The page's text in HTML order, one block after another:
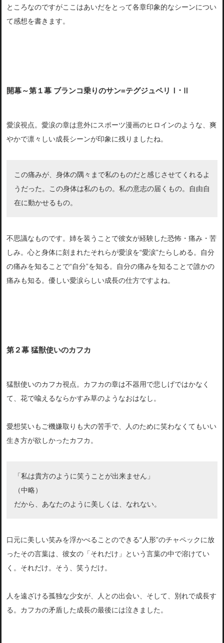
ところなのですがここはあいだをとって各章印象的なシーンについ
て感想を書きます。
開幕～第１幕 ブランコ乗りのサン=テグジュペリⅠ･Ⅱ
愛涙視点。愛涙の章は意外にスポーツ漫画のヒロインのような、爽
やかで凛々しい成長シーンが印象に残りましたね。
この痛みが、身体の隅々まで私のものだと感じさせてくれるよ
うだった。この身体は私のもの。私の意志の届くもの。自由自
在に動かせるもの。
不思議なものです。姉を装うことで彼女が経験した恐怖・痛み・苦
しみ。心と身体に刻まれたそれらが愛涙を“愛涙”たらしめる。自分
の痛みを知ることで“自分”を知る。自分の痛みを知ることで誰かの
痛みも知る。優しい愛涙らしい成長の仕方ですよね。
第２幕 猛獣使いのカフカ
猛獣使いのカフカ視点。カフカの章は不器用で悲しげではかなく
て、花で喩えるならかすみ草のようなおはなし。
愛想笑いもご機嫌取りも大の苦手で、人のために笑わなくてもいい
生き方が欲しかったカフカ。
「私は貴方のように笑うことが出来ません」
（中略）
だから、あなたのように美しくは、なれない。
口元に美しい笑みを浮かべることのできる“人形”のチャペックに放
ったその言葉は、彼女の「それだけ」という言葉の中で溶けてい
く。それだけ。そう、笑うだけ。
人を遠ざける孤独な少女が、人との出会い、そして、別れで成長す
る。カフカの矛盾した成長の最後には泣きました。